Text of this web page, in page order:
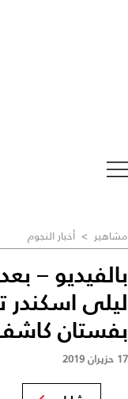
مشاهير > أخبار النجوم
بالفيديو –
ليلى
بفستان
17 حزيران 2019